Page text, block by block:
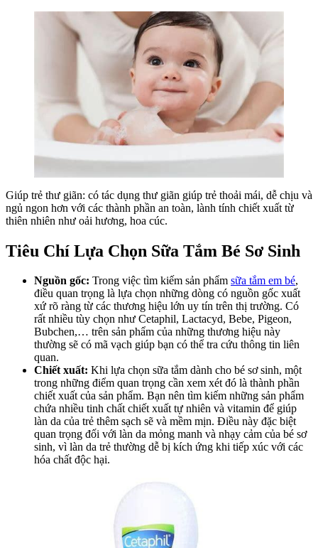
Giúp trẻ thư giãn: có tác dụng thư giãn giúp trẻ thoải mái, dễ chịu và
ngủ ngon hơn với các thành phần an toàn, lành tính chiết xuất từ
thiên nhiên như oải hương, hoa cúc.
Tiêu Chí Lựa Chọn Sữa Tắm Bé Sơ Sinh
Nguồn gốc: Trong việc tìm kiếm sản phẩm sữa tắm em bé,
điều quan trọng là lựa chọn những dòng có nguồn gốc xuất
xứ rõ ràng từ các thương hiệu lớn uy tín trên thị trường. Có
rất nhiều tùy chọn như Cetaphil, Lactacyd, Bebe, Pigeon,
Bubchen,… trên sản phẩm của những thương hiệu này
thường sẽ có mã vạch giúp bạn có thể tra cứu thông tin liên
quan.
Chiết xuất: Khi lựa chọn sữa tắm dành cho bé sơ sinh, một
trong những điểm quan trọng cần xem xét đó là thành phần
chiết xuất của sản phẩm. Bạn nên tìm kiếm những sản phẩm
chứa nhiều tinh chất chiết xuất tự nhiên và vitamin để giúp
làn da của trẻ thêm sạch sẽ và mềm mịn. Điều này đặc biệt
quan trọng đối với làn da mỏng manh và nhạy cảm của bé sơ
sinh, vì làn da trẻ thường dễ bị kích ứng khi tiếp xúc với các
hóa chất độc hại.